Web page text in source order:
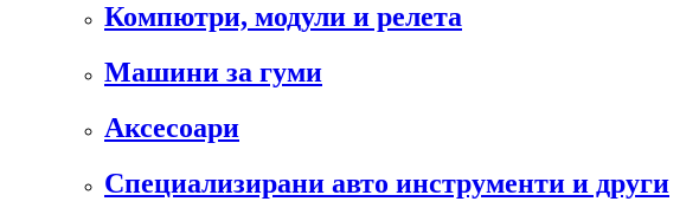
Компютри, модули и релета
Машини за гуми
Аксесоари
Специализирани авто инструменти и други